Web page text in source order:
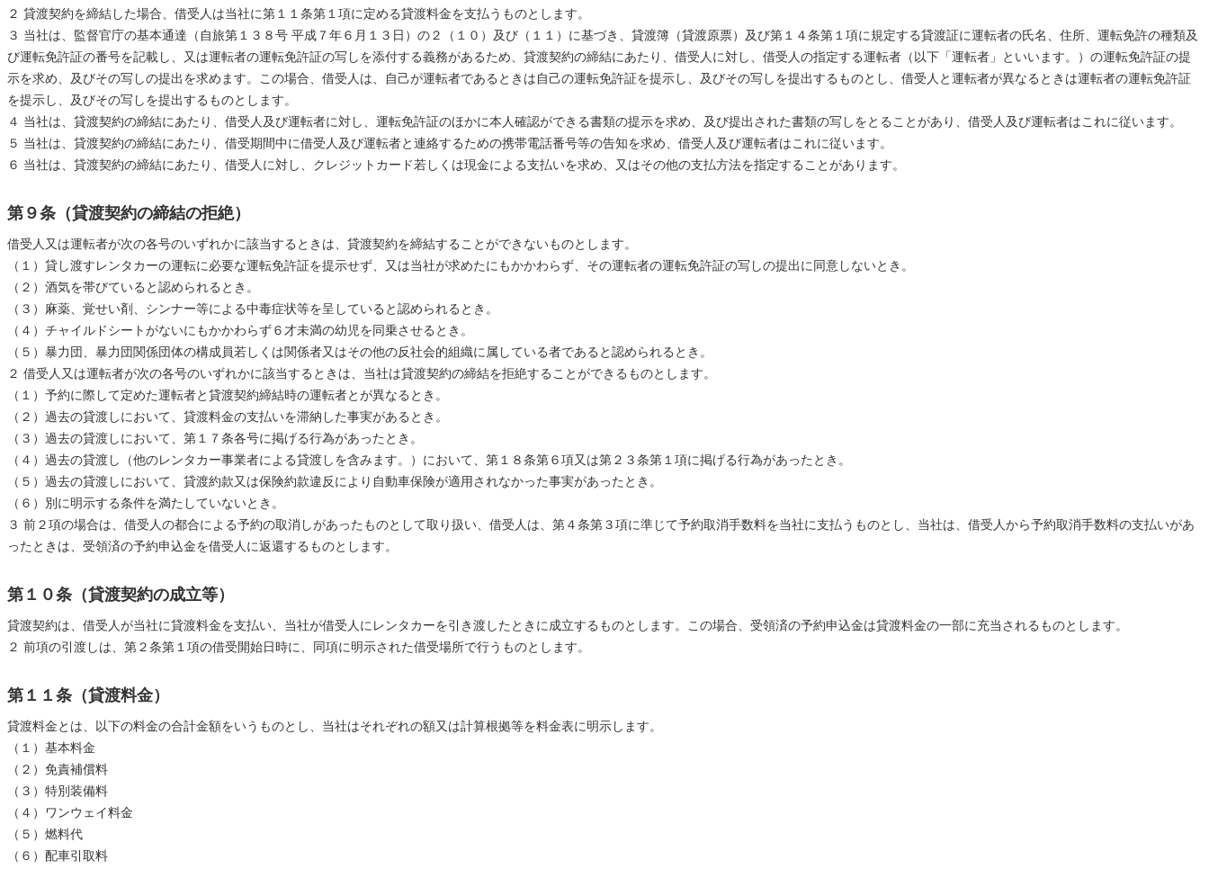
２ 貸渡契約を締結した場合、借受人は当社に第１１条第１項に定める貸渡料金を支払うものとします。
３ 当社は、監督官庁の基本通達（自旅第１３８号 平成７年６月１３日）の２（１０）及び（１１）に基づき、貸渡簿（貸渡原票）及び第１４条第１項に規定する貸渡証に運転者の氏名、住所、運転免許の種類及
び運転免許証の番号を記載し、又は運転者の運転免許証の写しを添付する義務があるため、貸渡契約の締結にあたり、借受人に対し、借受人の指定する運転者（以下「運転者」といいます。）の運転免許証の提
示を求め、及びその写しの提出を求めます。この場合、借受人は、自己が運転者であるときは自己の運転免許証を提示し、及びその写しを提出するものとし、借受人と運転者が異なるときは運転者の運転免許証
を提示し、及びその写しを提出するものとします。
４ 当社は、貸渡契約の締結にあたり、借受人及び運転者に対し、運転免許証のほかに本人確認ができる書類の提示を求め、及び提出された書類の写しをとることがあり、借受人及び運転者はこれに従います。
５ 当社は、貸渡契約の締結にあたり、借受期間中に借受人及び運転者と連絡するための携帯電話番号等の告知を求め、借受人及び運転者はこれに従います。
６ 当社は、貸渡契約の締結にあたり、借受人に対し、クレジットカード若しくは現金による支払いを求め、又はその他の支払方法を指定することがあります。
第９条（貸渡契約の締結の拒絶）
借受人又は運転者が次の各号のいずれかに該当するときは、貸渡契約を締結することができないものとします。
（１）貸し渡すレンタカーの運転に必要な運転免許証を提示せず、又は当社が求めたにもかかわらず、その運転者の運転免許証の写しの提出に同意しないとき。
（２）酒気を帯びていると認められるとき。
（３）麻薬、覚せい剤、シンナー等による中毒症状等を呈していると認められるとき。
（４）チャイルドシートがないにもかかわらず６才未満の幼児を同乗させるとき。
（５）暴力団、暴力団関係団体の構成員若しくは関係者又はその他の反社会的組織に属している者であると認められるとき。
２ 借受人又は運転者が次の各号のいずれかに該当するときは、当社は貸渡契約の締結を拒絶することができるものとします。
（１）予約に際して定めた運転者と貸渡契約締結時の運転者とが異なるとき。
（２）過去の貸渡しにおいて、貸渡料金の支払いを滞納した事実があるとき。
（３）過去の貸渡しにおいて、第１７条各号に掲げる行為があったとき。
（４）過去の貸渡し（他のレンタカー事業者による貸渡しを含みます。）において、第１８条第６項又は第２３条第１項に掲げる行為があったとき。
（５）過去の貸渡しにおいて、貸渡約款又は保険約款違反により自動車保険が適用されなかった事実があったとき。
（６）別に明示する条件を満たしていないとき。
３ 前２項の場合は、借受人の都合による予約の取消しがあったものとして取り扱い、借受人は、第４条第３項に準じて予約取消手数料を当社に支払うものとし、当社は、借受人から予約取消手数料の支払いがあ
ったときは、受領済の予約申込金を借受人に返還するものとします。
第１０条（貸渡契約の成立等）
貸渡契約は、借受人が当社に貸渡料金を支払い、当社が借受人にレンタカーを引き渡したときに成立するものとします。この場合、受領済の予約申込金は貸渡料金の一部に充当されるものとします。
２ 前項の引渡しは、第２条第１項の借受開始日時に、同項に明示された借受場所で行うものとします。
第１１条（貸渡料金）
貸渡料金とは、以下の料金の合計金額をいうものとし、当社はそれぞれの額又は計算根拠等を料金表に明示します。
（１）基本料金
（２）免責補償料
（３）特別装備料
（４）ワンウェイ料金
（５）燃料代
（６）配車引取料